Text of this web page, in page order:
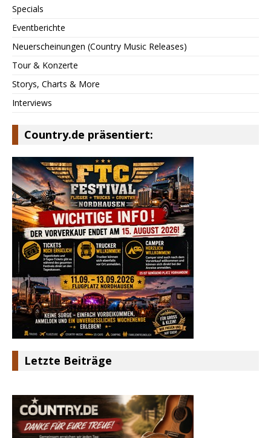
Specials
Eventberichte
Neuerscheinungen (Country Music Releases)
Tour & Konzerte
Storys, Charts & More
Interviews
Country.de präsentiert:
Letzte Beiträge